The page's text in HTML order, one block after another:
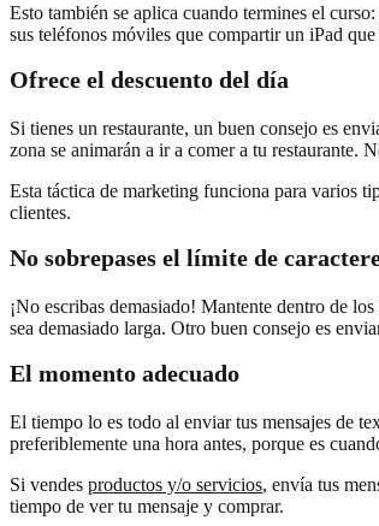
Esto también se aplica cuando termines el
sus teléfonos móviles que compartir un iPad que
Ofrece el descuento del día
Si tienes un restaurante, un buen consejo es
zona se animarán a ir a comer a tu restaurante.
Esta táctica de marketing funciona para varios
clientes.
No sobrepases el límite de
¡No escribas demasiado! Mantente dentro de
sea demasiado larga. Otro buen consejo es
El momento adecuado
El tiempo lo es todo al enviar tus mensajes de
preferiblemente una hora antes, porque es
Si vendes productos y/o servicios, envía tus
tiempo de ver tu mensaje y comprar.